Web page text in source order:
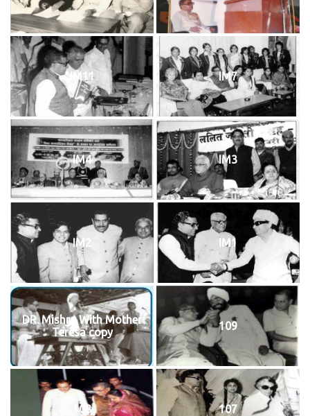
IM11 IM7
IM4 IM3
IM2 IM1
DR. Mishra With Mother
Teresa copy
109
108 107